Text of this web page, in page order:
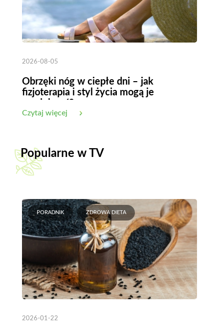
2026-08-05
Obrzęki nóg w ciepłe dni – jak
fizjoterapia i styl życia mogą je
Czytaj więcej
Popularne w TV
PORADNIK ZDROWA DIETA
2026-01-22